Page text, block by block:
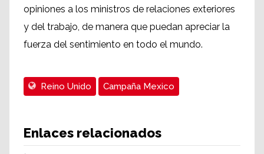
opiniones a los ministros de relaciones exteriores
y del trabajo, de manera que puedan apreciar la
fuerza del sentimiento en todo el mundo.
Reino Unido Campaña Mexico
Enlaces relacionados